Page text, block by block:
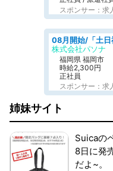
スポンサー：求
株式会社パソナ
福岡県 福岡市
時給2,300円
正社員
スポンサー：求
姉妹サイト
Suicaの
8日に発
だよ~。